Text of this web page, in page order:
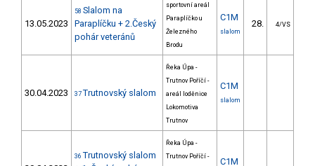
13.05.2023
58 Slalom na
Paraplíčku + 2.Český
pohár veteránů
sportovní areál
Paraplíčko u
Železného
Brodu
C1M
slalom
28. 4/VS
30.04.2023 37 Trutnovský slalom
Řeka Úpa -
Trutnov Poříčí -
areál loděnice
Lokomotiva
Trutnov
C1M
slalom
36 Trutnovský slalom
Řeka Úpa -
Trutnov Poříčí -
C1M